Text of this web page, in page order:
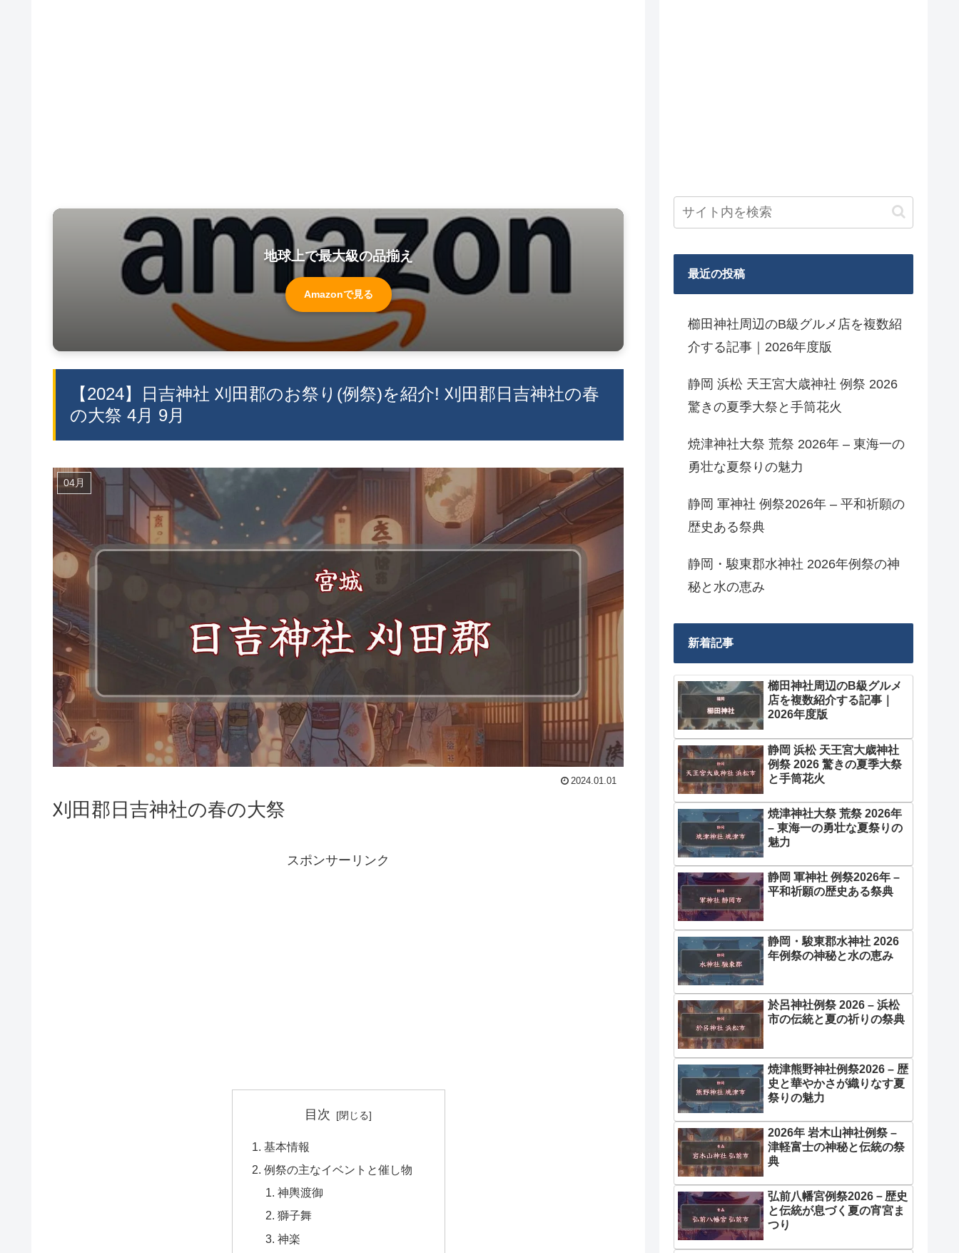
地球上で最大級の品揃え
Amazonで見る
【2024】日吉神社 刈田郡のお祭り(例祭)を紹介! 刈田郡日吉神社の春
の大祭 4月 9月
04月
2024.01.01
刈田郡日吉神社の春の大祭
スポンサーリンク
目次
基本情報
例祭の主なイベントと催し物
神輿渡御
獅子舞
神楽
最近の投稿
櫛田神社周辺のB級グルメ店を複数紹
介する記事｜2026年度版
静岡 浜松 天王宮大歳神社 例祭 2026
驚きの夏季大祭と手筒花火
焼津神社大祭 荒祭 2026年 – 東海一の
勇壮な夏祭りの魅力
静岡 軍神社 例祭2026年 – 平和祈願の
歴史ある祭典
静岡・駿東郡水神社 2026年例祭の神
秘と水の恵み
新着記事
櫛田神社周辺のB級グルメ
店を複数紹介する記事｜
2026年度版
静岡 浜松 天王宮大歳神社
例祭 2026 驚きの夏季大祭
と手筒花火
焼津神社大祭 荒祭 2026年
– 東海一の勇壮な夏祭りの
魅力
静岡 軍神社 例祭2026年 –
平和祈願の歴史ある祭典
静岡・駿東郡水神社 2026
年例祭の神秘と水の恵み
於呂神社例祭 2026 – 浜松
市の伝統と夏の祈りの祭典
焼津熊野神社例祭2026 – 歴
史と華やかさが織りなす夏
祭りの魅力
2026年 岩木山神社例祭 –
津軽富士の神秘と伝統の祭
典
弘前八幡宮例祭2026－歴史
と伝統が息づく夏の宵宮ま
つり